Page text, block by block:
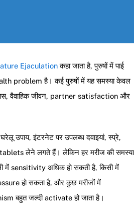
Ejaculationकहा जाता है, पुरुषों में पाई
problem है। कई पुरुषों में यह समस्या केवल
वैवाहिक जीवन, partner satisfaction और
उपाय, इंटरनेट पर उपलब्ध दवाइयां, स्प्रे,
tablets लेने लगते हैं। लेकिन हर मरीज की समस्या
में sensitivity अधिक हो सकती है, किसी में
हो सकता है, और कुछ मरीजों में
बहुत जल्दी activate हो जाता है।